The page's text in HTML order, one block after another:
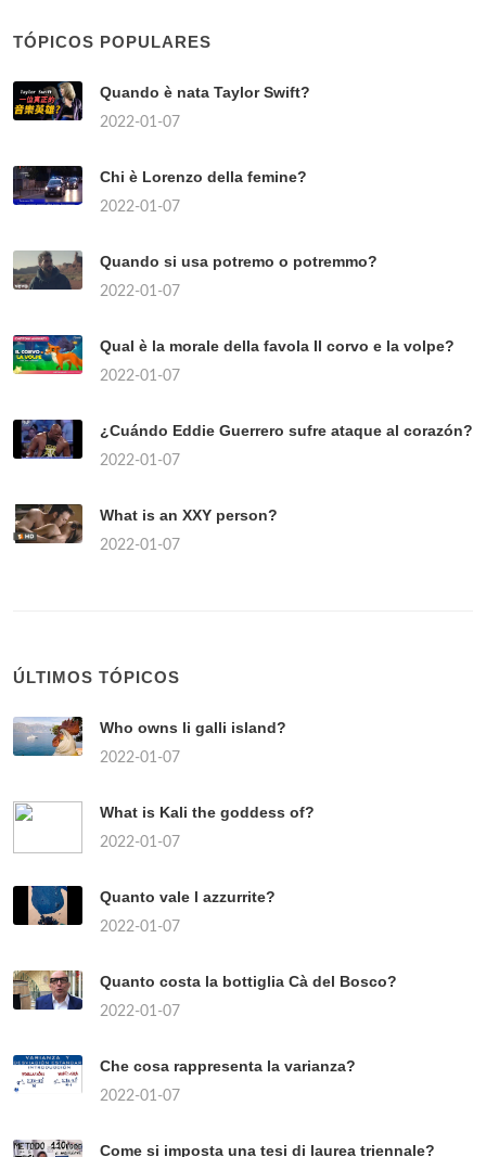
TÓPICOS POPULARES
Quando è nata Taylor Swift?
2022-01-07
Chi è Lorenzo della femine?
2022-01-07
Quando si usa potremo o potremmo?
2022-01-07
Qual è la morale della favola Il corvo e la volpe?
2022-01-07
¿Cuándo Eddie Guerrero sufre ataque al corazón?
2022-01-07
What is an XXY person?
2022-01-07
ÚLTIMOS TÓPICOS
Who owns li galli island?
2022-01-07
What is Kali the goddess of?
2022-01-07
Quanto vale l azzurrite?
2022-01-07
Quanto costa la bottiglia Cà del Bosco?
2022-01-07
Che cosa rappresenta la varianza?
2022-01-07
Come si imposta una tesi di laurea triennale?